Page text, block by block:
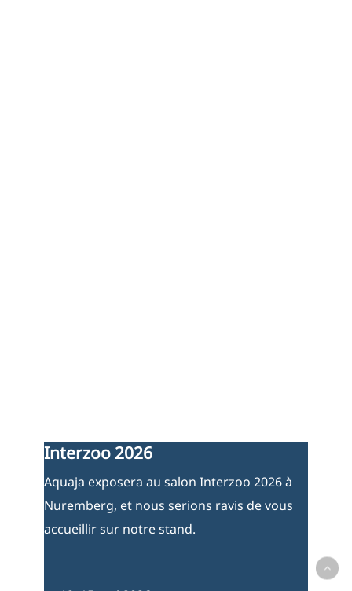
Interzoo 2026
Aquaja exposera au salon Interzoo 2026 à
Nuremberg, et nous serions ravis de vous
accueillir sur notre stand.